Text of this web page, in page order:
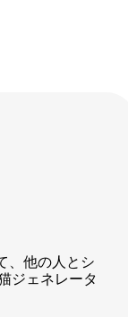
、他の人とシ
ジェネレータ